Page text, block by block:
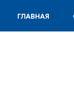
ГЛАВНАЯ